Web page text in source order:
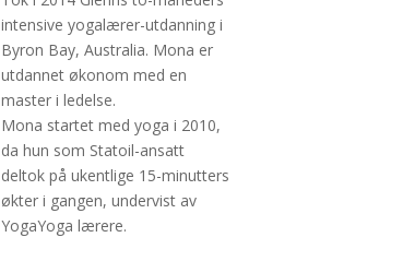
intensive yogalærer-utdanning i
Byron Bay, Australia. Mona er
utdannet økonom med en
master i ledelse.
Mona startet med yoga i 2010,
da hun som Statoil-ansatt
deltok på ukentlige 15-minutters
økter i gangen, undervist av
YogaYoga lærere.